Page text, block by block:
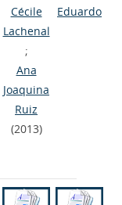
Cécile
Lachenal
;
Ana
Joaquina
Ruiz
(2013)
Eduardo